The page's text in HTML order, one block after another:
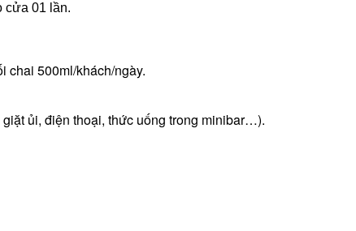
cửa 01 lần.
chai 500ml/khách/ngày.
ủi, điện thoại, thức uống trong minibar…).